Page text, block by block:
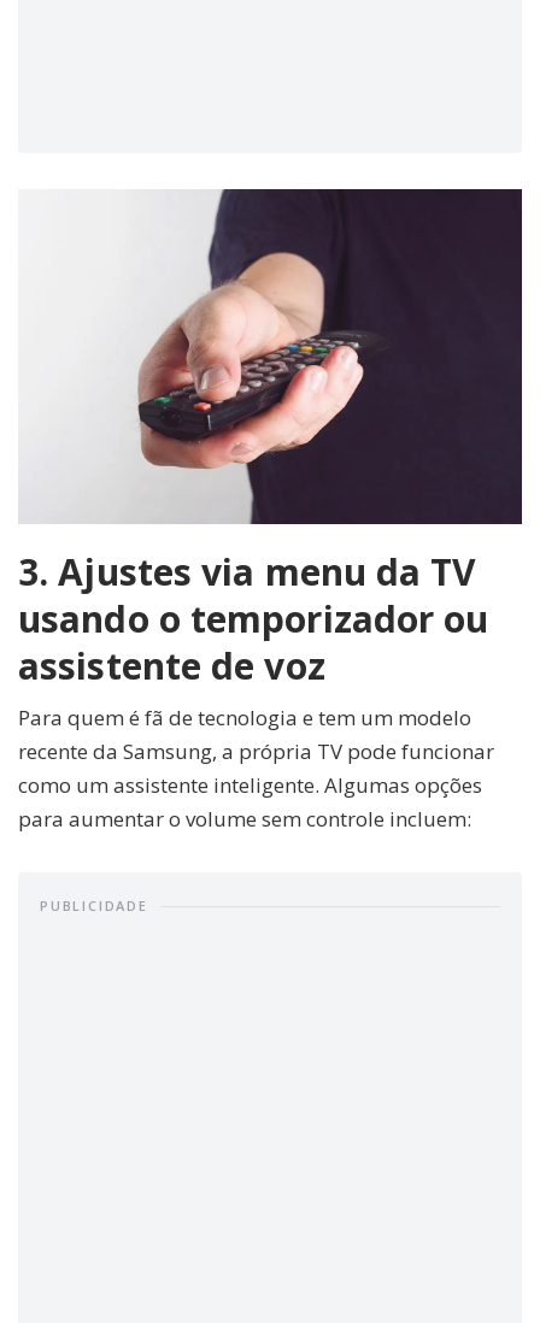
3. Ajustes via menu da TV
usando o temporizador ou
assistente de voz
Para quem é fã de tecnologia e tem um modelo
recente da Samsung, a própria TV pode funcionar
como um assistente inteligente. Algumas opções
para aumentar o volume sem controle incluem:
PUBLICIDADE